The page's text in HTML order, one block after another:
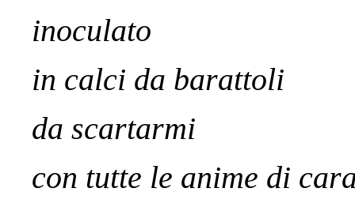
inoculato
in calci da barattoli
da scartarmi
con tutte le anime di